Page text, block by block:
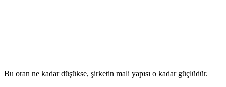
Bu oran ne kadar düşükse, şirketin mali yapısı o kadar güçlüdür.